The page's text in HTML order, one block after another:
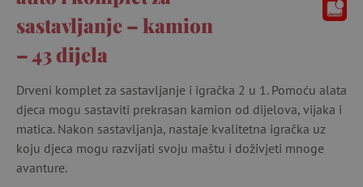
sastavljanje – kamion
– 43 dijela
Drveni komplet za sastavljanje i igračka 2 u 1. Pomoću alata
djeca mogu sastaviti prekrasan kamion od dijelova, vijaka i
matica. Nakon sastavljanja, nastaje kvalitetna igračka uz
koju djeca mogu razvijati svoju maštu i doživjeti mnoge
avanture.